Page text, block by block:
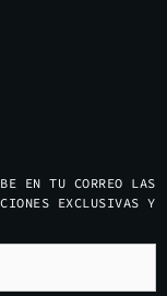
EN TU CORREO LAS
EXCLUSIVAS Y